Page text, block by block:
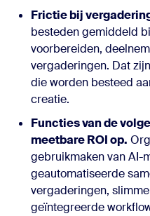
Frictie bij
besteden gemiddeld
voorbereiden,
vergaderingen. Dat
die worden besteed
creatie.
Functies van de
meetbare ROI op.
gebruikmaken van AI-
geautomatiseerde
vergaderingen,
geïntegreerde